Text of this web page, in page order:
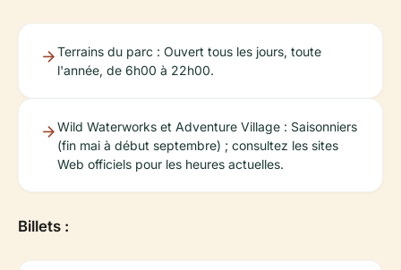
Terrains du parc : Ouvert tous les jours, toute
l'année, de 6h00 à 22h00.
Wild Waterworks et Adventure Village : Saisonniers
(fin mai à début septembre) ; consultez les sites
Web officiels pour les heures actuelles.
Billets :